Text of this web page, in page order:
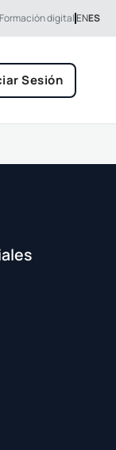
Formación digitalENES
Sesión